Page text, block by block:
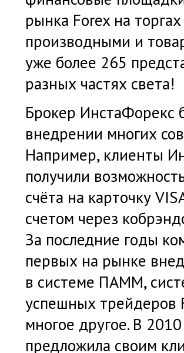
рынка Forex на
производными и
уже более 265
разных частях света!
Брокер ИнстаФорекс
внедрении многих
Например, клиенты
получили
счёта на карточку
счетом через
За последние годы
первых на рынке
в системе ПАММ,
успешных трейдеров
многое другое. В
предложила своим